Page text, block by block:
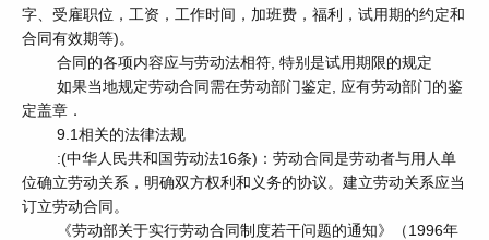
字、受雇职位，工资，工作时间，加班费，福利，试用期的约定和
合同有效期等)。
合同的各项内容应与劳动法相符, 特别是试用期限的规定
如果当地规定劳动合同需在劳动部门鉴定, 应有劳动部门的鉴
定盖章．
9.1相关的法律法规
:(中华人民共和国劳动法16条)：劳动合同是劳动者与用人单
位确立劳动关系，明确双方权利和义务的协议。建立劳动关系应当
订立劳动合同。
《劳动部关于实行劳动合同制度若干问题的通知》（1996年